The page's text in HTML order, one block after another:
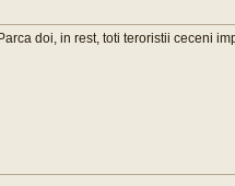
doi, in rest, toti teroristii ceceni